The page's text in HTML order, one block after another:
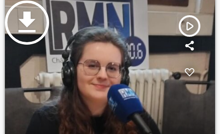
play_arrow
file_download